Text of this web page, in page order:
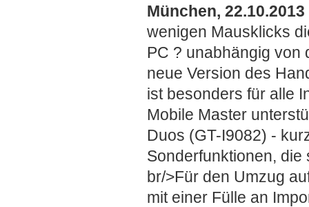
München, 22.10.2013
wenigen Mausklicks
PC ? unabhängig von
neue Version des
ist besonders für alle
Mobile Master
Duos (GT-I9082) -
Sonderfunktionen,
br/>Für den Umzug
mit einer Fülle an